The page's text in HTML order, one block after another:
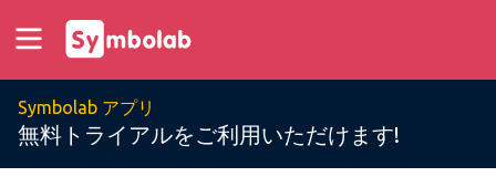
Symbolab アプリ
無料トライアルをご利用いただけます!